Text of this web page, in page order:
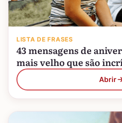
LISTA DE FRASES
43 mensagens de
mais velho que são
Abrir